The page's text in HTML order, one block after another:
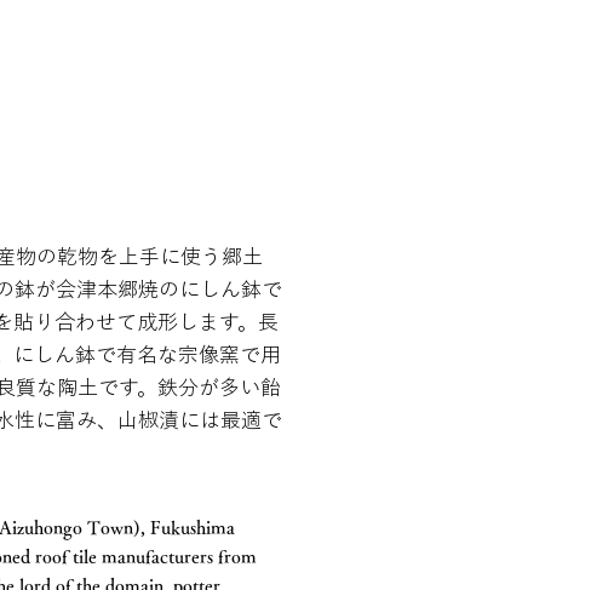
物の乾物を上手に使う郷土
鉢が会津本郷焼のにしん鉢で
貼り合わせて成形します。長
にしん鉢で有名な宗像窯で用
質な陶土です。鉄分が多い飴
性に富み、山椒漬には最適で
Town), Fukushima
roof tile manufacturers from
lord of the domain, potter